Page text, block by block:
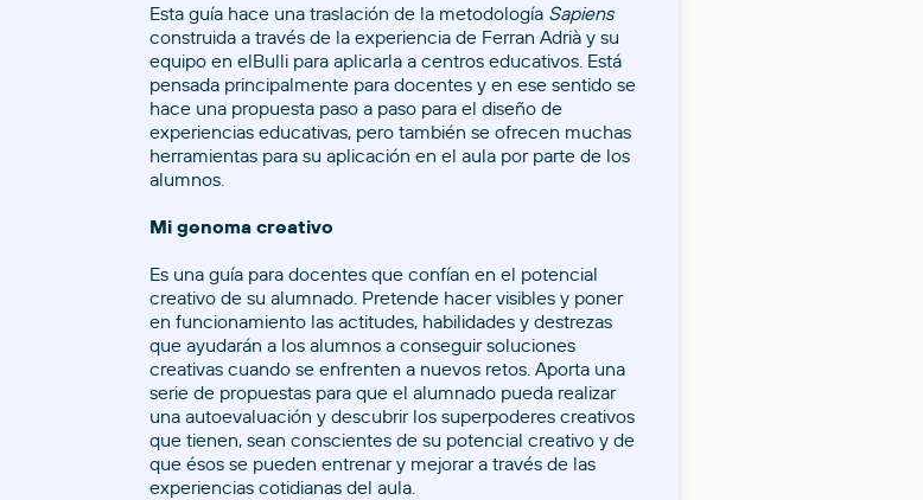
Esta guía hace una traslación de la metodología Sapiens
construida a través de la experiencia de Ferran Adrià y su
equipo en elBulli para aplicarla a centros educativos. Está
pensada principalmente para docentes y en ese sentido se
hace una propuesta paso a paso para el diseño de
experiencias educativas, pero también se ofrecen muchas
herramientas para su aplicación en el aula por parte de los
alumnos.
Mi genoma creativo
Es una guía para docentes que confían en el potencial
creativo de su alumnado. Pretende hacer visibles y poner
en funcionamiento las actitudes, habilidades y destrezas
que ayudarán a los alumnos a conseguir soluciones
creativas cuando se enfrenten a nuevos retos. Aporta una
serie de propuestas para que el alumnado pueda realizar
una autoevaluación y descubrir los superpoderes creativos
que tienen, sean conscientes de su potencial creativo y de
que ésos se pueden entrenar y mejorar a través de las
experiencias cotidianas del aula.